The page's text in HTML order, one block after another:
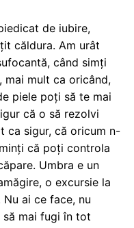
de iubire,
căldura. Am urât
când simți
mai mult ca oricând,
piele poți să te mai
că o să rezolvi
ca sigur, că oricum n-
că poți controla
Umbra e un
o excursie la
Nu ai ce face, nu
să mai fugi în tot